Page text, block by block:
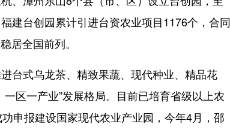
建台创园累计引进台资农业项目1176个，合同
居全国前列。
式乌龙茶、精致果蔬、现代种业、精品花
区一产业”发展格局。目前已培育省级以上农
申报建设国家现代农业产业园，今年4月，邵